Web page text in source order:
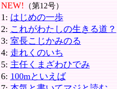
NEW!（第12号）
1:はじめの一歩
2:これがわたしの生きる道？
3:室長こじかみのる
4:走れくのいち
5:主任くまざわひでみ
6:100mといえば